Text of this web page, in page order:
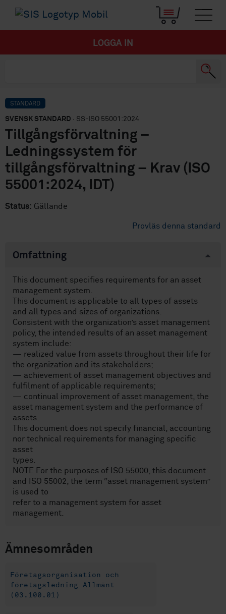
LOGGA IN
STANDARD
SVENSK STANDARD · SS-ISO 55001:2024
Tillgångsförvaltning –
Ledningssystem för
tillgångsförvaltning – Krav (ISO
55001:2024, IDT)
Status: Gällande
Provläs denna standard
Omfattning
This document specifies requirements for an asset
management system.
This document is applicable to all types of assets
and all types and sizes of organizations.
Consistent with the organization’s asset management
policy, the intended results of an asset management
system include:
— realized value from assets throughout their life for
the organization and its stakeholders;
— achievement of asset management objectives and
fulfilment of applicable requirements;
— continual improvement of asset management, the
asset management system and the performance of
assets.
This document does not specify financial, accounting
nor technical requirements for managing specific
asset
types.
NOTE For the purposes of ISO 55000, this document
and ISO 55002, the term “asset management system”
is used to
refer to a management system for asset
management.
Ämnesområden
Företagsorganisation och
företagsledning Allmänt
(03.100.01)